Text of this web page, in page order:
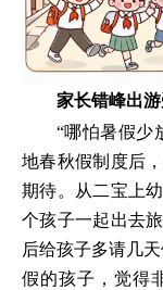
家长错峰出
“哪怕暑假少
地春秋假制度后
期待。从二宝上
个孩子一起出去
后给孩子多请几
假的孩子，觉得